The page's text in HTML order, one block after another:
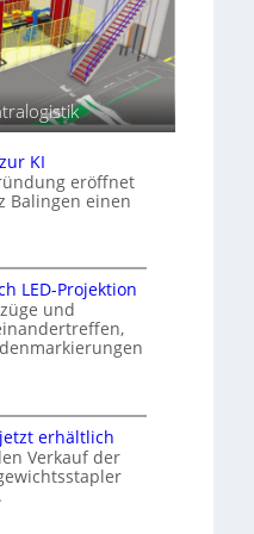
KI
eröffnet
Balingen einen
LED-Projektion
und
erhältlich
Verkauf der